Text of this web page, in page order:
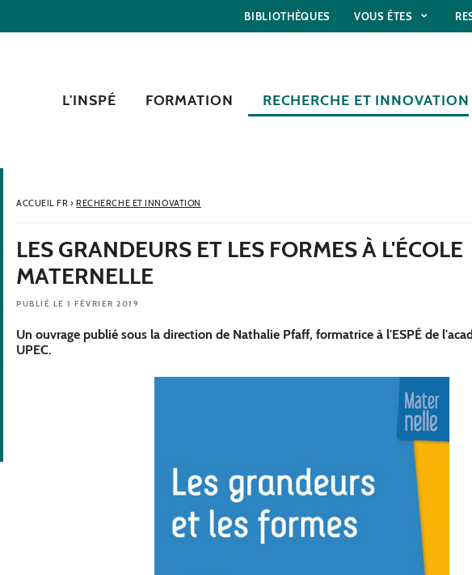
BIBLIOTHÈQUES VOUS ÊTES
L'INSPÉ FORMATION RECHERCHE ET INNOVATION
ACCUEIL FR› RECHERCHE ET INNOVATION
LES GRANDEURS ET LES FORMES À L'ÉCOLE
MATERNELLE
PUBLIÉ LE 1 FÉVRIER 2019
Un ouvrage publié sous la direction de Nathalie Pfaff, formatrice à l'ESPÉ de
UPEC.